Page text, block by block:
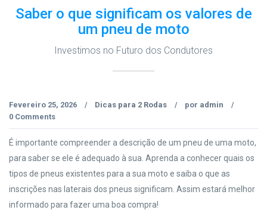
Saber o que significam os valores de
um pneu de moto
Investimos no Futuro dos Condutores
Fevereiro 25, 2026 / Dicas para 2 Rodas / por admin /
0 Comments
É importante compreender a descrição de um pneu de uma moto,
para saber se ele é adequado à sua. Aprenda a conhecer quais os
tipos de pneus existentes para a sua moto e saiba o que as
inscrições nas laterais dos pneus significam. Assim estará melhor
informado para fazer uma boa compra!